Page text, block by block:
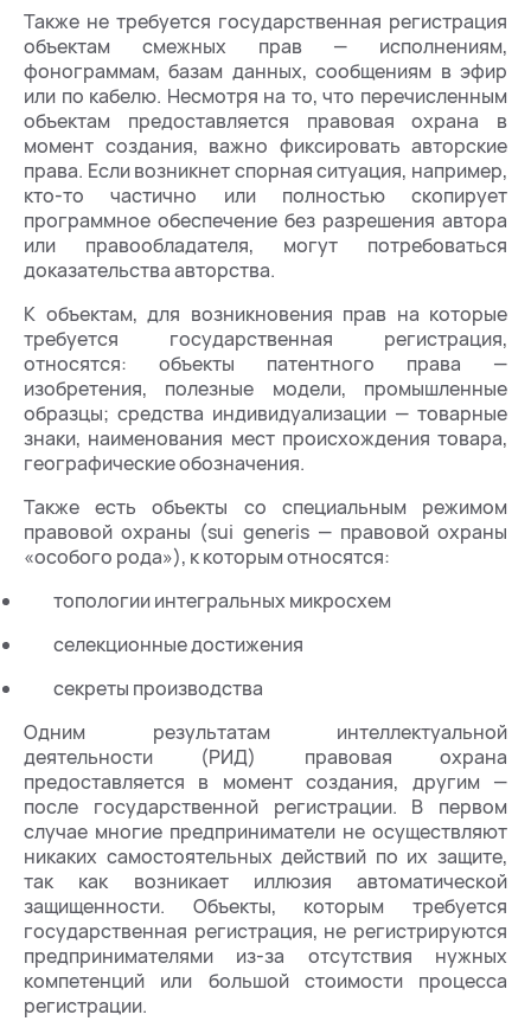
Также не требуется государственная регистрация
объектам смежных прав — исполнениям,
фонограммам, базам данных, сообщениям в эфир
или по кабелю. Несмотря на то, что перечисленным
объектам предоставляется правовая охрана в
момент создания, важно фиксировать авторские
права. Если возникнет спорная ситуация, например,
кто-то частично или полностью скопирует
программное обеспечение без разрешения автора
или правообладателя, могут потребоваться
доказательства авторства.
К объектам, для возникновения прав на которые
требуется государственная регистрация,
относятся: объекты патентного права —
изобретения, полезные модели, промышленные
образцы; средства индивидуализации — товарные
знаки, наименования мест происхождения товара,
географические обозначения.
Также есть объекты со специальным режимом
правовой охраны (sui generis — правовой охраны
«особого рода»), к которым относятся:
топологии интегральных микросхем
селекционные достижения
секреты производства
Одним результатам интеллектуальной
деятельности (РИД) правовая охрана
предоставляется в момент создания, другим —
после государственной регистрации. В первом
случае многие предприниматели не осуществляют
никаких самостоятельных действий по их защите,
так как возникает иллюзия автоматической
защищенности. Объекты, которым требуется
государственная регистрация, не регистрируются
предпринимателями из-за отсутствия нужных
компетенций или большой стоимости процесса
регистрации.